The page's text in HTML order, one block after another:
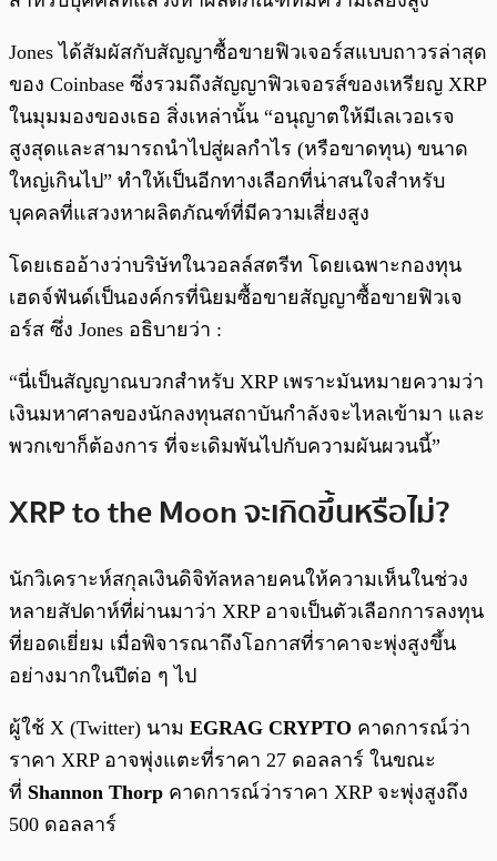
Jones ได้สัมผัสกับสัญญาซื้อขายฟิวเจอร์สแบบถาวรล่าสุด
ของ Coinbase ซึ่งรวมถึงสัญญาฟิวเจอรส์ของเหรียญ XRP
ในมุมมองของเธอ สิ่งเหล่านั้น “อนุญาตให้มีเลเวอเรจ
สูงสุดและสามารถนำไปสู่ผลกำไร (หรือขาดทุน) ขนาด
ใหญ่เกินไป” ทำให้เป็นอีกทางเลือกที่น่าสนใจสำหรับ
บุคคลที่แสวงหาผลิตภัณฑ์ที่มีความเสี่ยงสูง
โดยเธออ้างว่าบริษัทในวอลล์สตรีท โดยเฉพาะกองทุน
เฮดจ์ฟันด์เป็นองค์กรที่นิยมซื้อขายสัญญาซื้อขายฟิวเจ
อร์ส ซึ่ง Jones อธิบายว่า :
“นี่เป็นสัญญาณบวกสำหรับ XRP เพราะมันหมายความว่า
เงินมหาศาลของนักลงทุนสถาบันกำลังจะไหลเข้ามา และ
พวกเขาก็ต้องการ ที่จะเดิมพันไปกับความผันผวนนี้”
XRP to the Moon จะเกิดขึ้นหรือไม่?
นักวิเคราะห์สกุลเงินดิจิทัลหลายคนให้ความเห็นในช่วง
หลายสัปดาห์ที่ผ่านมาว่า XRP อาจเป็นตัวเลือกการลงทุน
ที่ยอดเยี่ยม เมื่อพิจารณาถึงโอกาสที่ราคาจะพุ่งสูงขึ้น
อย่างมากในปีต่อ ๆ ไป
ผู้ใช้ X (Twitter) นาม EGRAG CRYPTO คาดการณ์ว่า
ราคา XRP อาจพุ่งแตะที่ราคา 27 ดอลลาร์ ในขณะ
ที่ Shannon Thorp คาดการณ์ว่าราคา XRP จะพุ่งสูงถึง
500 ดอลลาร์